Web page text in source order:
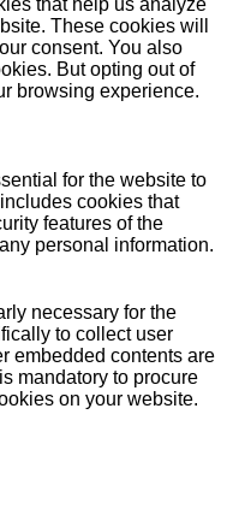
that help us analyze
These cookies will
consent. You also
But opting out of
browsing experience.
for the website to
cookies that
features of the
personal information.
necessary for the
to collect user
embedded contents are
mandatory to procure
on your website.